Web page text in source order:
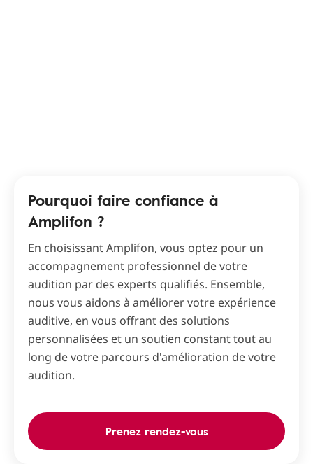
Pourquoi faire confiance à
Amplifon ?
En choisissant Amplifon, vous optez pour un
accompagnement professionnel de votre
audition par des experts qualifiés. Ensemble,
nous vous aidons à améliorer votre expérience
auditive, en vous offrant des solutions
personnalisées et un soutien constant tout au
long de votre parcours d'amélioration de votre
audition.
Prenez rendez-vous